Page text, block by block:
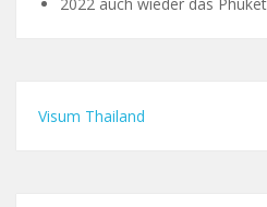
Visum Thailand